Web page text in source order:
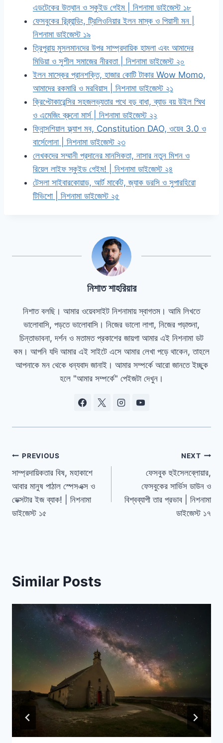
এডটেকের উত্থান ও স্কুইড গেইম | নিশনামা ডাইজেস্ট ১৮
ফেসবুকের রিব্র্যান্ডিং, ট্রিলিওনিয়ার ইলন মাস্ক ও পিয়াসী মন |
নিশনামা ডাইজেস্ট ১৯
ত্রিপুরায় মুসলমানদের উপর সাম্প্রদায়িক হামলা এবং আমাদের
মিডিয়া ও সুশীল সমাজের নীরবতা | নিশনামা ডাইজেস্ট ২০
ইলন মাস্কের প্রানশক্তি, হাজার কোটি টাকার Wow Momo,
আমাদের রকমারি ও মরবিয়াস | নিশনামা ডাইজেস্ট ২১
ক্রিপ্টোকারেন্সির সহজলভ্যতার পথে বড় বাধা, ব্যাড বয় উইল স্মিথ
ও এমেজিং ব্রুনো মার্স | নিশনামা ডাইজেস্ট ২২
ফিনান্সশিয়াল ফ্ল্যাশ মব, Constitution DAO, ওয়েব 3.0 ও
বার্সেলোনা | নিশনামা ডাইজেস্ট ২৩
লেখকদের সম্মানী প্রদানের মানসিকতা, নাসার নতুন মিশন ও
রিয়েল লাইফ স্কুইড গেইম! | নিশনামা ডাইজেস্ট ২৪
টেসলা সাইবারকোয়াড, আর্ট মার্কেট, জ্যাক ডরসি ও সুপারহিরো
টিভিশো | নিশনামা ডাইজেস্ট ২৫
নিশাত শাহরিয়ার
নিশাত বলছি। আমার ওয়েবসাইট নিশনামায় স্বাগতম। আমি লিখতে
ভালোবাসি, পড়তে ভালোবাসি। নিজের ভালো লাগা, নিজের পড়াশুনা,
চিন্তাভাবনা, দর্শন ও মতামত প্রকাশের জায়গা আমার এই নিশনামা ডট
কম। আপনি যদি আমার এই সাইটে এসে আমার লেখা পড়ে থাকেন, তাহলে
আপনাকে মন থেকে ধন্যবাদ জানাই। আমার সম্পর্কে আরো জানতে ইচ্ছুক
হলে "আমার সম্পর্কে" পেইজটা দেখুন।
Post
navigation
PREVIOUS
সাম্প্রদায়িকতার বিষ, মহাকাশে
আবার মানুষ পাঠাল স্পেসএক্স ও
ডেক্সটার ইজ ব্যাক! | নিশনামা
ডাইজেস্ট ১৫
NEXT
ফেসবুক হুইসেলব্লোয়ার,
ফেসবুকের সার্ভিস ডাউন ও
বিশ্বব্যাপী তার প্রভাব | নিশনামা
ডাইজেস্ট ১৭
Similar Posts